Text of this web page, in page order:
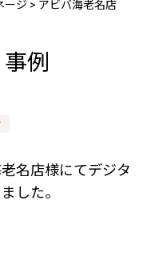
ージ > アビバ海老名店
例
名店様にてデジタ
した。